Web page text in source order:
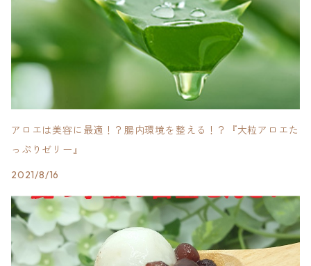
アロエは美容に最適！？腸内環境を整える！？『大粒アロエた
っぷりゼリー』
2021/8/16